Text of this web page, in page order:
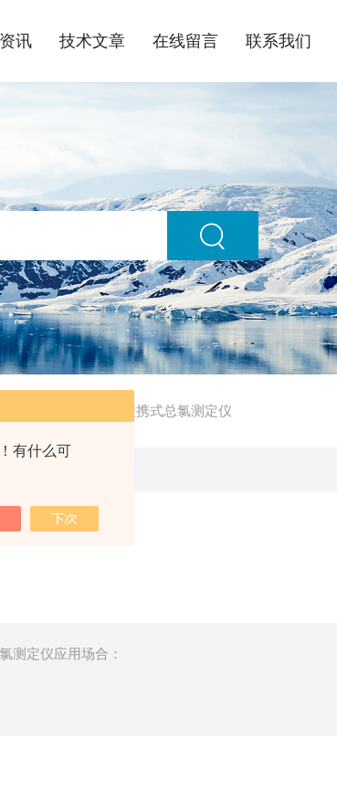
有什么可
讯 技术文章 在线留言 联系我们
/ JPCL-20便携式总氯测定仪
测定仪应用场合：